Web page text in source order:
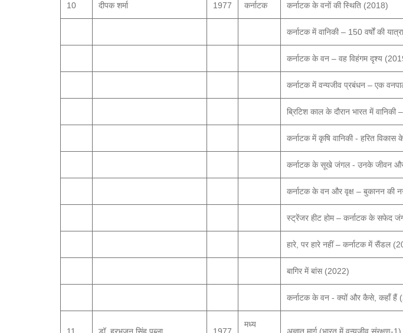
10 दीपक शर्मा 1977 कर्नाटक कर्नाटक के वनों की स्थिति (2018)
कर्नाटक में वानिकी – 150 वर्षों की
कर्नाटक के वन – वह विहंगम दृश्य
कर्नाटक में वन्यजीव प्रबंधन – एक
ब्रिटिश काल के दौरान भारत में
कर्नाटक में कृषि वानिकी - हरित
कर्नाटक के सूखे जंगल - उनके जीवन और
कर्नाटक के वन और वृक्ष – बुकानन की
स्ट्रेंजर हीट होम – कर्नाटक के सफेद
हारे, पर हारे नहीं – कर्नाटक में सैंडल
बागिर में बांस (2022)
कर्नाटक के वन - क्यों और कैसे, कहाँ हैं
मध्य